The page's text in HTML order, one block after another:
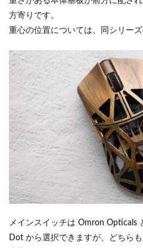
方寄りです。
重心の位置については、同シリー
メインスイッチは Omron Opticals
Dot から選択できますが、どちら